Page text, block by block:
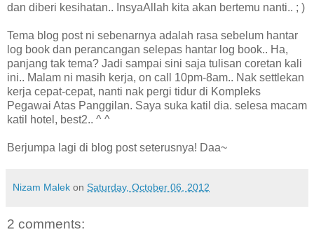
dan diberi kesihatan.. InsyaAllah kita akan bertemu nanti.. ; )
Tema blog post ni sebenarnya adalah rasa sebelum hantar
log book dan perancangan selepas hantar log book.. Ha,
panjang tak tema? Jadi sampai sini saja tulisan coretan kali
ini.. Malam ni masih kerja, on call 10pm-8am.. Nak settlekan
kerja cepat-cepat, nanti nak pergi tidur di Kompleks
Pegawai Atas Panggilan. Saya suka katil dia. selesa macam
katil hotel, best2.. ^ ^
Berjumpa lagi di blog post seterusnya! Daa~
Nizam Malek on Saturday, October 06, 2012
2 comments: